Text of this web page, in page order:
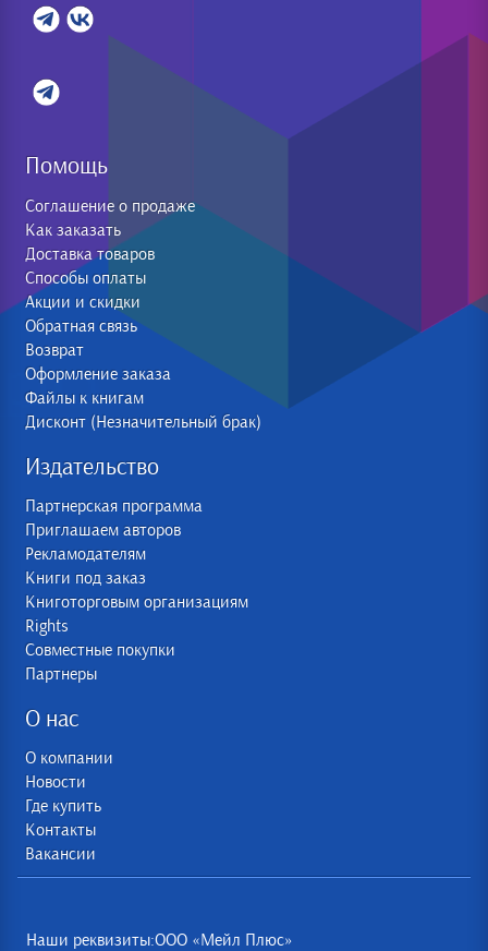
Помощь
Соглашение о продаже
Как заказать
Доставка товаров
Способы оплаты
Акции и скидки
Обратная связь
Возврат
Оформление заказа
Файлы к книгам
Дисконт (Незначительный брак)
Издательство
Партнерская программа
Приглашаем авторов
Рекламодателям
Книги под заказ
Книготорговым организациям
Rights
Совместные покупки
Партнеры
О нас
О компании
Новости
Где купить
Контакты
Вакансии
Наши реквизиты:ООО «Мейл Плюс»